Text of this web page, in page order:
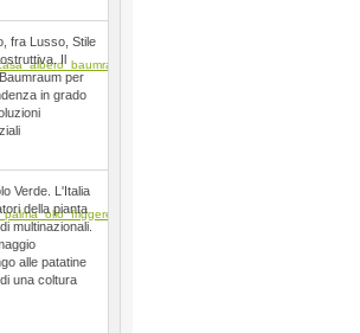
fra Lusso, Stile
Il
per
in grado
Verde. L'Italia
della pianta
multinazionali.
alle patatine
una coltura